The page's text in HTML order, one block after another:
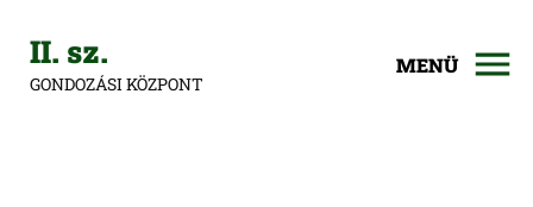
II. sz.
GONDOZÁSI KÖZPONT
MENÜ